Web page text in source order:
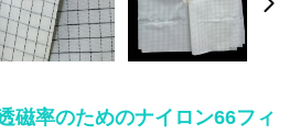
磁率のためのナイロン66フィ